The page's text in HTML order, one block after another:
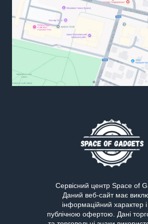
Сервісний центр Space of
Даний веб-сайт має
інформаційний характер
публічною офертою. Дані